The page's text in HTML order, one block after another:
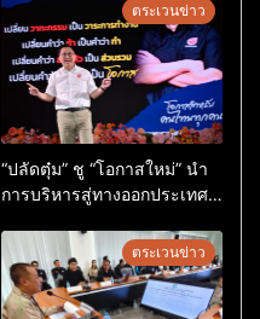
ตระเวนข่าว
“ปลัดตุ๋ม” ชู “โอกาสใหม่” นำ
การบริหารสู่ทางออกประเทศ
ตระเวนข่าว